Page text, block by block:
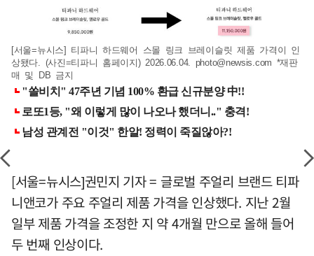
[서울=뉴시스] 티파니 하드웨어 스몰 링크 브레이슬릿 제품 가격이 인
상됐다. (사진=티파니 홈페이지) 2026.06.04. photo@newsis.com *재판
매 및 DB 금지
[서울=뉴시스]권민지 기자 = 글로벌 주얼리 브랜드 티파
니앤코가 주요 주얼리 제품 가격을 인상했다. 지난 2월
일부 제품 가격을 조정한 지 약 4개월 만으로 올해 들어
두 번째 인상이다.